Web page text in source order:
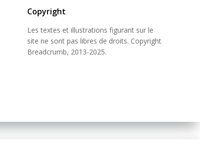
Copyright
Les textes et illustrations figurant sur le
site ne sont pas libres de droits. Copyright
Breadcrumb, 2013-2025.